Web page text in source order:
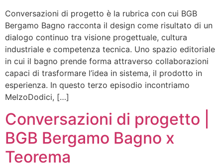
Conversazioni di progetto è la rubrica con cui BGB
Bergamo Bagno racconta il design come risultato di un
dialogo continuo tra visione progettuale, cultura
industriale e competenza tecnica. Uno spazio editoriale
in cui il bagno prende forma attraverso collaborazioni
capaci di trasformare l’idea in sistema, il prodotto in
esperienza. In questo terzo episodio incontriamo
MelzoDodici, […]
Conversazioni di progetto |
BGB Bergamo Bagno x
Teorema